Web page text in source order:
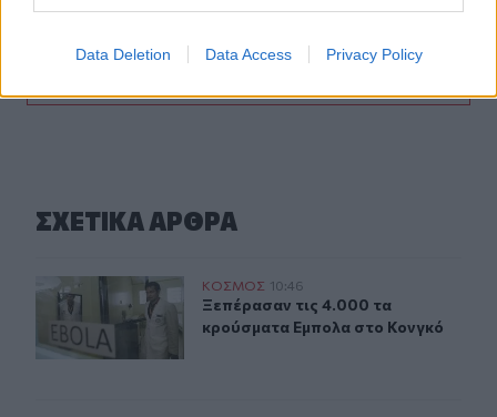
Data Deletion Data Access Privacy Policy
ΣΧΕΤΙΚA AΡΘΡΑ
Ξεπέρασαν τις 4.000 τα κρούσματα Εμπολα στο Κονγκό
ΚΟΣΜΟΣ 10:46
Ξεπέρασαν τις 4.000 τα
Ξεπέρασαν τις 4.000 τα
κρούσματα Εμπολα στο Κονγκό